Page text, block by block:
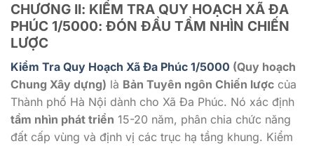
CHƯƠNG II: KIỂM TRA QUY HOẠCH XÃ ĐA
PHÚC 1/5000: ĐÓN ĐẦU TẦM NHÌN CHIẾN
LƯỢC
Kiểm Tra Quy Hoạch Xã Đa Phúc 1/5000 (Quy hoạch
Chung Xây dựng) là Bản Tuyên ngôn Chiến lược của
Thành phố Hà Nội dành cho Xã Đa Phúc. Nó xác định
tầm nhìn phát triển 15-20 năm, phân chia chức năng
đất cấp vùng và định vị các trục hạ tầng khung. Kiểm